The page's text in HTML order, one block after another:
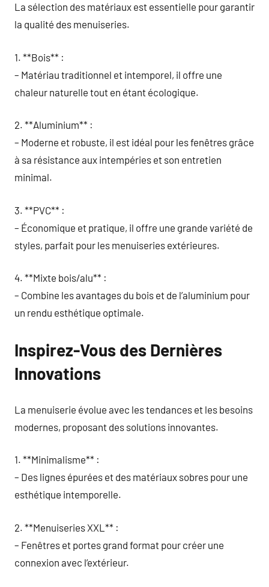
La sélection des matériaux est essentielle pour garantir
la qualité des menuiseries.
1. **Bois** :
– Matériau traditionnel et intemporel, il offre une
chaleur naturelle tout en étant écologique.
2. **Aluminium** :
– Moderne et robuste, il est idéal pour les fenêtres grâce
à sa résistance aux intempéries et son entretien
minimal.
3. **PVC** :
– Économique et pratique, il offre une grande variété de
styles, parfait pour les menuiseries extérieures.
4. **Mixte bois/alu** :
– Combine les avantages du bois et de l’aluminium pour
un rendu esthétique optimale.
Inspirez-Vous des Dernières
Innovations
La menuiserie évolue avec les tendances et les besoins
modernes, proposant des solutions innovantes.
1. **Minimalisme** :
– Des lignes épurées et des matériaux sobres pour une
esthétique intemporelle.
2. **Menuiseries XXL** :
– Fenêtres et portes grand format pour créer une
connexion avec l’extérieur.